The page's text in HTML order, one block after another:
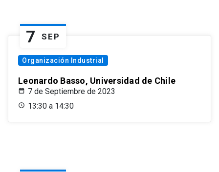
7 SEP
Organización Industrial
Leonardo Basso, Universidad de Chile
7 de Septiembre de 2023
13:30 a 14:30